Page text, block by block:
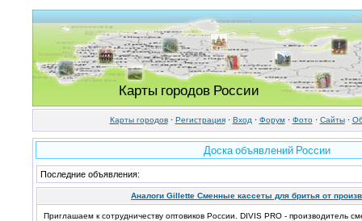
Карты городов России
Карты городов· Регистрация· Вход · Форум· Фото· Cайты·
Доска объявлений России
Последние объявления:
Аналоги Gillette Сменные кассеты для бритья от
Приглашаем к сотрудничеству оптовиков России. DIVIS PRO - производитель